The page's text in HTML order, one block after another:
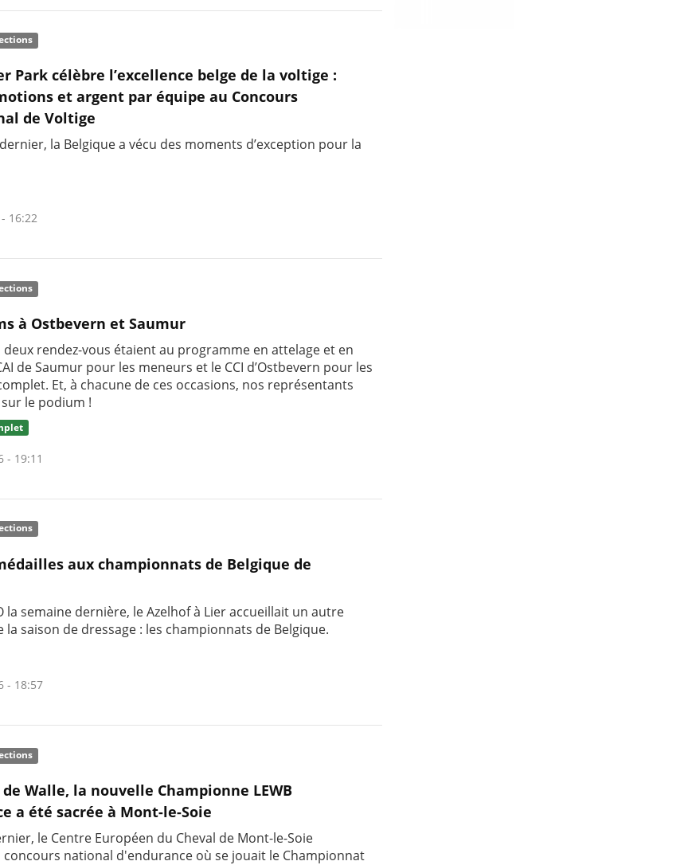
Park célèbre l’excellence belge de la voltige :
et argent par équipe au Concours
de Voltige
la Belgique a vécu des moments d’exception pour la
16:22
à Ostbevern et Saumur
deux rendez-vous étaient au programme en attelage et en
de Saumur pour les meneurs et le CCI d’Ostbevern pour les
Et, à chacune de ces occasions, nos représentants
le podium !
- 19:11
aux championnats de Belgique de
la semaine dernière, le Azelhof à Lier accueillait un autre
saison de dressage : les championnats de Belgique.
- 18:57
Walle, la nouvelle Championne LEWB
a été sacrée à Mont-le-Soie
le Centre Européen du Cheval de Mont-le-Soie
concours national d'endurance où se jouait le Championnat